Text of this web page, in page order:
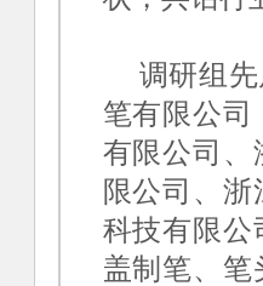
调研组先
笔有限公
有限公司、
限公司、
科技有限公
盖制笔、